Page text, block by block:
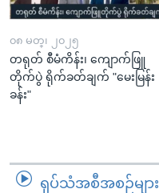
၀၈ မတ္၊ ၂၀၂၅
တရုတ် စီမံကိန်း၊ ကျောက်ဖြူ
တိုက်ပွဲ ရိုက်ခတ်ချက် "မေးမြန်း
ခန်း"
ရုပ်သံအစီအစဉ်များ